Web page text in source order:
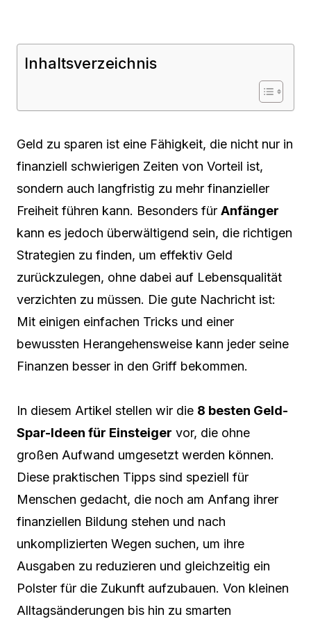
Inhaltsverzeichnis
Geld zu sparen ist eine Fähigkeit, die nicht nur in
finanziell schwierigen Zeiten von Vorteil ist,
sondern auch langfristig zu mehr finanzieller
Freiheit führen kann. Besonders für Anfänger
kann es jedoch überwältigend sein, die richtigen
Strategien zu finden, um effektiv Geld
zurückzulegen, ohne dabei auf Lebensqualität
verzichten zu müssen. Die gute Nachricht ist:
Mit einigen einfachen Tricks und einer
bewussten Herangehensweise kann jeder seine
Finanzen besser in den Griff bekommen.
In diesem Artikel stellen wir die 8 besten Geld-
Spar-Ideen für Einsteiger vor, die ohne
großen Aufwand umgesetzt werden können.
Diese praktischen Tipps sind speziell für
Menschen gedacht, die noch am Anfang ihrer
finanziellen Bildung stehen und nach
unkomplizierten Wegen suchen, um ihre
Ausgaben zu reduzieren und gleichzeitig ein
Polster für die Zukunft aufzubauen. Von kleinen
Alltagsänderungen bis hin zu smarten